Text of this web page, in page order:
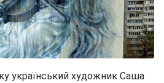
український художник Саша